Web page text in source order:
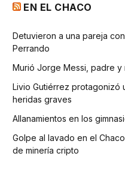
EN EL CHACO
Detuvieron a una pareja
Perrando
Murió Jorge Messi, padre
Livio Gutiérrez protagonizó
heridas graves
Allanamientos en los
Golpe al lavado en el
de minería cripto